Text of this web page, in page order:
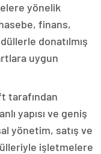
yönelik
finans,
donatılmış
uygun
tarafından
yapısı ve geniş
yönetim, satış ve
işletmelere